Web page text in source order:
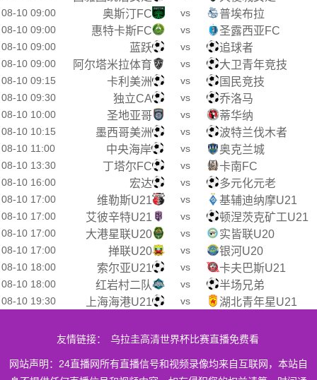
08-10 09:00 奥斯汀FC vs 普埃布拉
08-10 09:00 惠特卡斯FC vs 圣露西亚FC
08-10 09:00 蓝跃 vs 追球者
08-10 09:00 阿尔塔米拉体育 vs 大卫青年竞技
08-10 09:15 卡利美洲 vs 国民竞技
08-10 09:30 独立CA vs 乔洛马
08-10 10:00 圣地亚哥 vs 蒂华纳
08-10 10:15 墨西哥美洲 vs 波特兰伐木者
08-10 11:00 中央海岸 vs 奥克兰城
08-10 13:30 丁塔尔FC vs 卡南FC
08-10 16:00 宏达 vs 多元化元老
08-10 17:00 维勒斯U21 vs 基辅迪纳摩U21
08-10 17:00 艾彼辛特U21 vs 顿涅茨克矿工U21
08-10 17:00 大港星联U20 vs 实皆联U20
08-10 17:00 掸联U20 vs 银河U20
08-10 18:00 索尔亚U21 vs 卡夫巴斯U21
08-10 18:00 红岩村二队 vs 半场兄弟
08-10 19:30 上海海港U21 vs 湖北青年星U21
友情链接： 乌拉圭高清世界杯比赛直播免费看
网站声明：24直播网所有直播信号和视频录像均来自互联网，本站自